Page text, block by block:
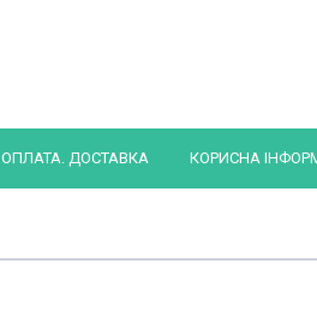
ДОСТАВКА КОРИСНА